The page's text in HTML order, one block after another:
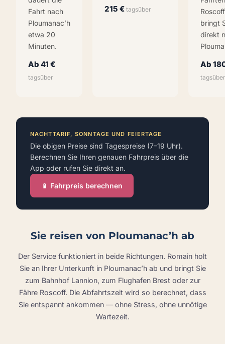
Fahrt nach
Ploumanac’h
etwa 20
Minuten.
Ab 41 €
tagsüber
215 € tagsüber
bringt
direkt
Ab
tagsüber
NACHTTARIF, SONNTAGE UND FEIERTAGE
Die obigen Preise sind Tagespreise (7–19 Uhr).
Berechnen Sie Ihren genauen Fahrpreis über die
App oder rufen Sie direkt an.
📱 Fahrpreis berechnen
Sie reisen von Ploumanac’h ab
Der Service funktioniert in beide Richtungen. Romain holt
Sie an Ihrer Unterkunft in Ploumanac’h ab und bringt Sie
zum Bahnhof Lannion, zum Flughafen Brest oder zur
Fähre Roscoff. Die Abfahrtszeit wird so berechnet, dass
Sie entspannt ankommen — ohne Stress, ohne unnötige
Wartezeit.